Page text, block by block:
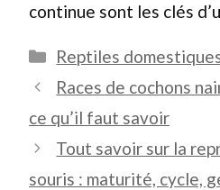
continue sont les clés
Catégories
Reptiles
Races de cochons
ce qu’il faut savoir
Tout savoir sur la
souris : maturité, cycle,